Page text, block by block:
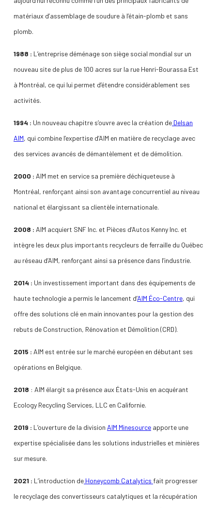
matériaux d’assemblage de soudure à l’étain-plomb et sans
plomb.
1988 : L’entreprise déménage son siège social mondial sur un
nouveau site de plus de 100 acres sur la rue Henri-Bourassa Est
à Montréal, ce qui lui permet d’étendre considérablement ses
activités.
1994 : Un nouveau chapitre s’ouvre avec la création de Delsan
AIM, qui combine l’expertise d’AIM en matière de recyclage avec
des services avancés de démantèlement et de démolition.
2000 : AIM met en service sa première déchiqueteuse à
Montréal, renforçant ainsi son avantage concurrentiel au niveau
national et élargissant sa clientèle internationale.
2008 : AIM acquiert SNF Inc. et Pièces d’Autos Kenny Inc. et
intègre les deux plus importants recycleurs de ferraille du Québec
au réseau d’AIM, renforçant ainsi sa présence dans l’industrie.
2014 : Un investissement important dans des équipements de
haute technologie a permis le lancement d’AIM Éco-Centre, qui
offre des solutions clé en main innovantes pour la gestion des
rebuts de Construction, Rénovation et Démolition (CRD).
2015 : AIM est entrée sur le marché européen en débutant ses
opérations en Belgique.
2018 : AIM élargit sa présence aux États-Unis en acquérant
Ecology Recycling Services, LLC en Californie.
2019 : L’ouverture de la division AIM Minesource apporte une
expertise spécialisée dans les solutions industrielles et minières
sur mesure.
2021 : L’introduction de Honeycomb Catalytics fait progresser
le recyclage des convertisseurs catalytiques et la récupération